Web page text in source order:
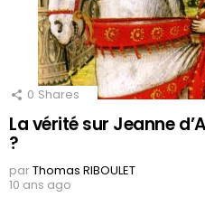
0 Shares
La vérité sur Jeanne
?
parThomas RIBOULET
10 ans ago